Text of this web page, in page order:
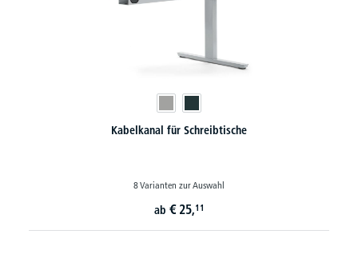
Kabelkanal für Schreibtische
8 Varianten zur Auswahl
ab € 25,11